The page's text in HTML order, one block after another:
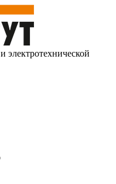
электротехнической